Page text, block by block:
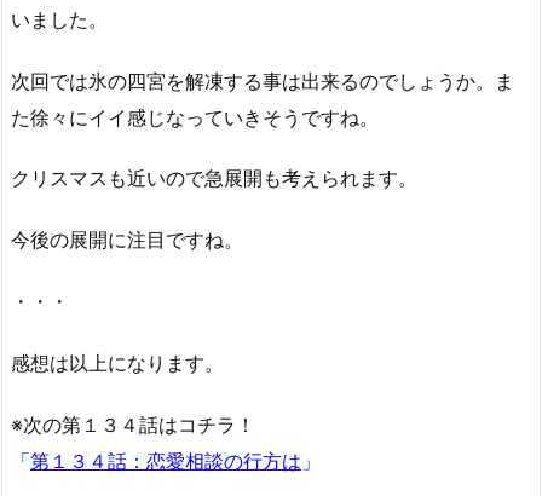
いました。
次回では氷の四宮を解凍する事は出来るのでしょうか。ま
た徐々にイイ感じなっていきそうですね。
クリスマスも近いので急展開も考えられます。
今後の展開に注目ですね。
・・・
感想は以上になります。
※次の第１３４話はコチラ！
「第１３４話：恋愛相談の行方は 」